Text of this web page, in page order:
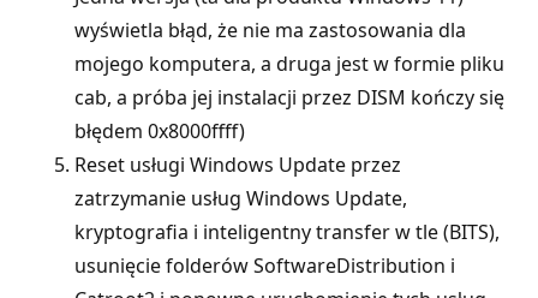
wyświetla błąd, że nie ma zastosowania dla
mojego komputera, a druga jest w formie pliku
cab, a próba jej instalacji przez DISM kończy się
błędem 0x8000ffff)
Reset usługi Windows Update przez
zatrzymanie usług Windows Update,
kryptografia i inteligentny transfer w tle (BITS),
usunięcie folderów SoftwareDistribution i